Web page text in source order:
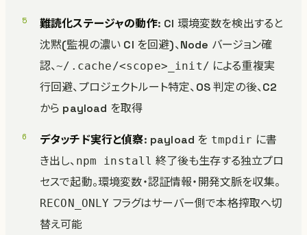
難読化ステージャの動作: CI 環境変数を検出すると
沈黙(監視の濃い CI を回避)、Node バージョン確
認、~/.cache/<scope>_init/ による重複実
行回避、プロジェクトルート特定、OS 判定の後、C2
から payload を取得
デタッチド実行と偵察: payload を tmpdir に書
き出し、 npm install 終了後も生存する独立プロ
セスで起動。環境変数・認証情報・開発文脈を収集。
RECON_ONLY フラグはサーバー側で本格搾取へ切
替え可能